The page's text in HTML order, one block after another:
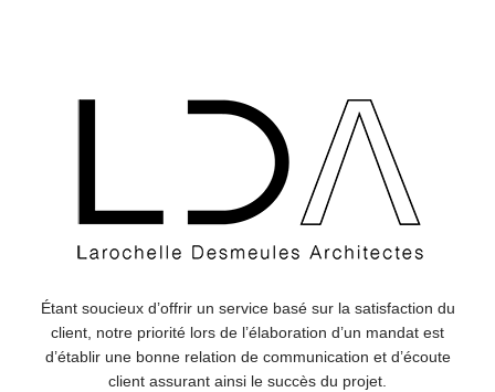
Étant soucieux d’offrir un service basé sur la satisfaction du
client, notre priorité lors de l’élaboration d’un mandat est
d’établir une bonne relation de communication et d’écoute
client assurant ainsi le succès du projet.